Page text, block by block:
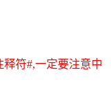
释符#,一定要注意中